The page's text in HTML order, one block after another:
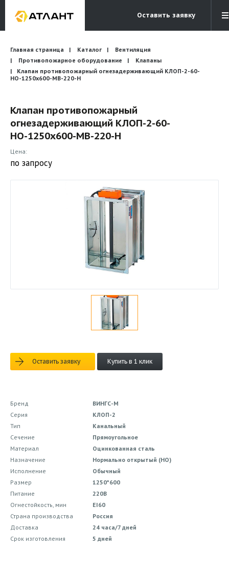
Оставить заявку
Электронная почта
info@atlantcompany.ru
Бесплатный звонок
8 (495) 532-45-07
Бренды
Каталоги
Бланки запросов
Главная страница Каталог
Вентиляция
Противопожарное оборудование
Клапаны
Клапан противопожарный огнезадерживающий КЛОП-2-60-
НО-1250х600-МВ-220-Н
Клапан противопожарный
огнезадерживающий КЛОП-2-60-
НО-1250х600-МВ-220-Н
Цена:
по запросу
Оставить заявку Купить в 1 клик
Бренд
ВИНГС-М
Серия
КЛОП-2
Тип
Канальный
Сечение
Прямоугольное
Материал
Оцинкованная сталь
Назначение
Нормально открытый (НО)
Исполнение
Обычный
Размер
1250*600
Питание
220В
Огнестойкость, мин
EI60
Страна производства
Россия
Доставка
24 часа/7 дней
Срок изготовления
5 дней